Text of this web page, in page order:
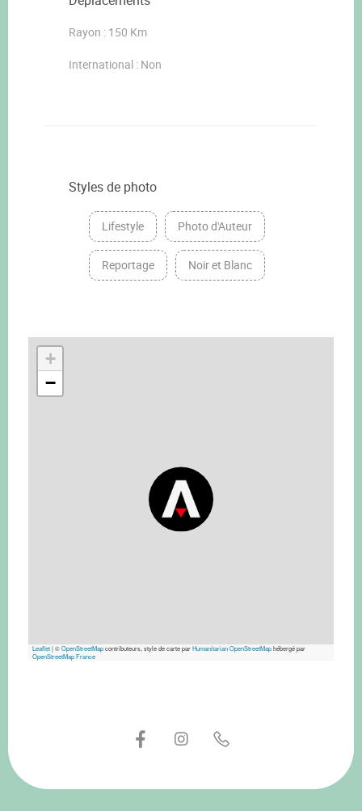
Rayon : 150 Km
International : Non
Styles de photo
Lifestyle Photo d'Auteur
Reportage Noir et Blanc
+
−
Leaflet|©OpenStreetMapcontributeurs, style de carte parHumanitarian OpenStreetMaphébergé par
OpenStreetMap France